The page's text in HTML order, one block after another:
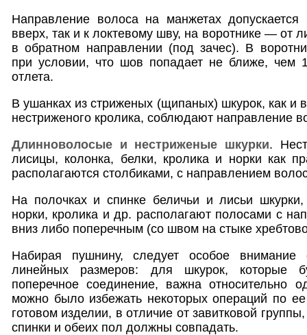
Направление волоса на манжетах
вверх, так и к локтевому шву, на воротнике — от
в обратном направлении (под зачес). В
при условии, что шов попадает не ближе, чем
отлета.
В ушанках из стриженых (щипаных) шкурок, как и
нестриженого кролика, соблюдают направление
Длинноволосые и нестриженые шкурки.
лисицы, колонка, белки, кролика и норки как
располагаются столбиками, с направлением
На полочках и спинке беличьи и лисьи
норки, кролика и др. располагают полосами с
вниз либо поперечным (со швом на стыке
Набирая пушнину, следует особое внимание
линейных размеров: для шкурок, которые
поперечное соединение, важна относительно
можно было избежать некоторых операций по
готовом изделии, в отличие от завитковой
спинки и обеих пол должны совпадать.